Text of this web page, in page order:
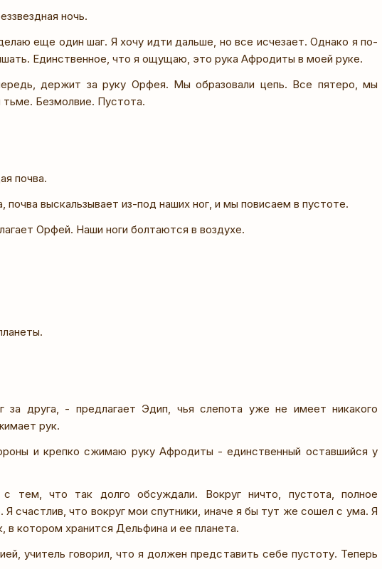
ночь.
еще один шаг. Я хочу идти дальше, но все исчезает. Однако я по-
Единственное, что я ощущаю, это рука Афродиты в моей руке.
держит за руку Орфея. Мы образовали цепь. Все пятеро, мы
Безмолвие. Пустота.
почва.
почва выскальзывает из-под наших ног, и мы повисаем в пустоте.
Орфей. Наши ноги болтаются в воздухе.
за друга, - предлагает Эдип, чья слепота уже не имеет никакого
рук.
и крепко сжимаю руку Афродиты - единственный оставшийся у
тем, что так долго обсуждали. Вокруг ничто, пустота, полное
счастлив, что вокруг мои спутники, иначе я бы тут же сошел с ума. Я
в котором хранится Дельфина и ее планета.
учитель говорил, что я должен представить себе пустоту. Теперь